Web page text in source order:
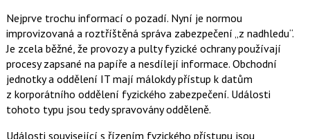
Nejprve trochu informací o pozadí. Nyní je normou
improvizovaná a roztříštěná správa zabezpečení „z nadhledu“.
Je zcela běžné, že provozy a pulty fyzické ochrany používají
procesy zapsané na papíře a nesdílejí informace. Obchodní
jednotky a oddělení IT mají málokdy přístup k datům
z korporátního oddělení fyzického zabezpečení. Události
tohoto typu jsou tedy spravovány odděleně.
Události související s řízením fyzického přístupu jsou